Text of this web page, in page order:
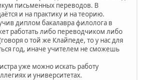
письменных переводов. В
и на практику и на теорию.
диплом бакалавра филолога в
работать либо переводчиком либо
о той же Клайпеде, то у нас для
год, иначе учителем не сможешь
уже можно искать работу
и университетах.